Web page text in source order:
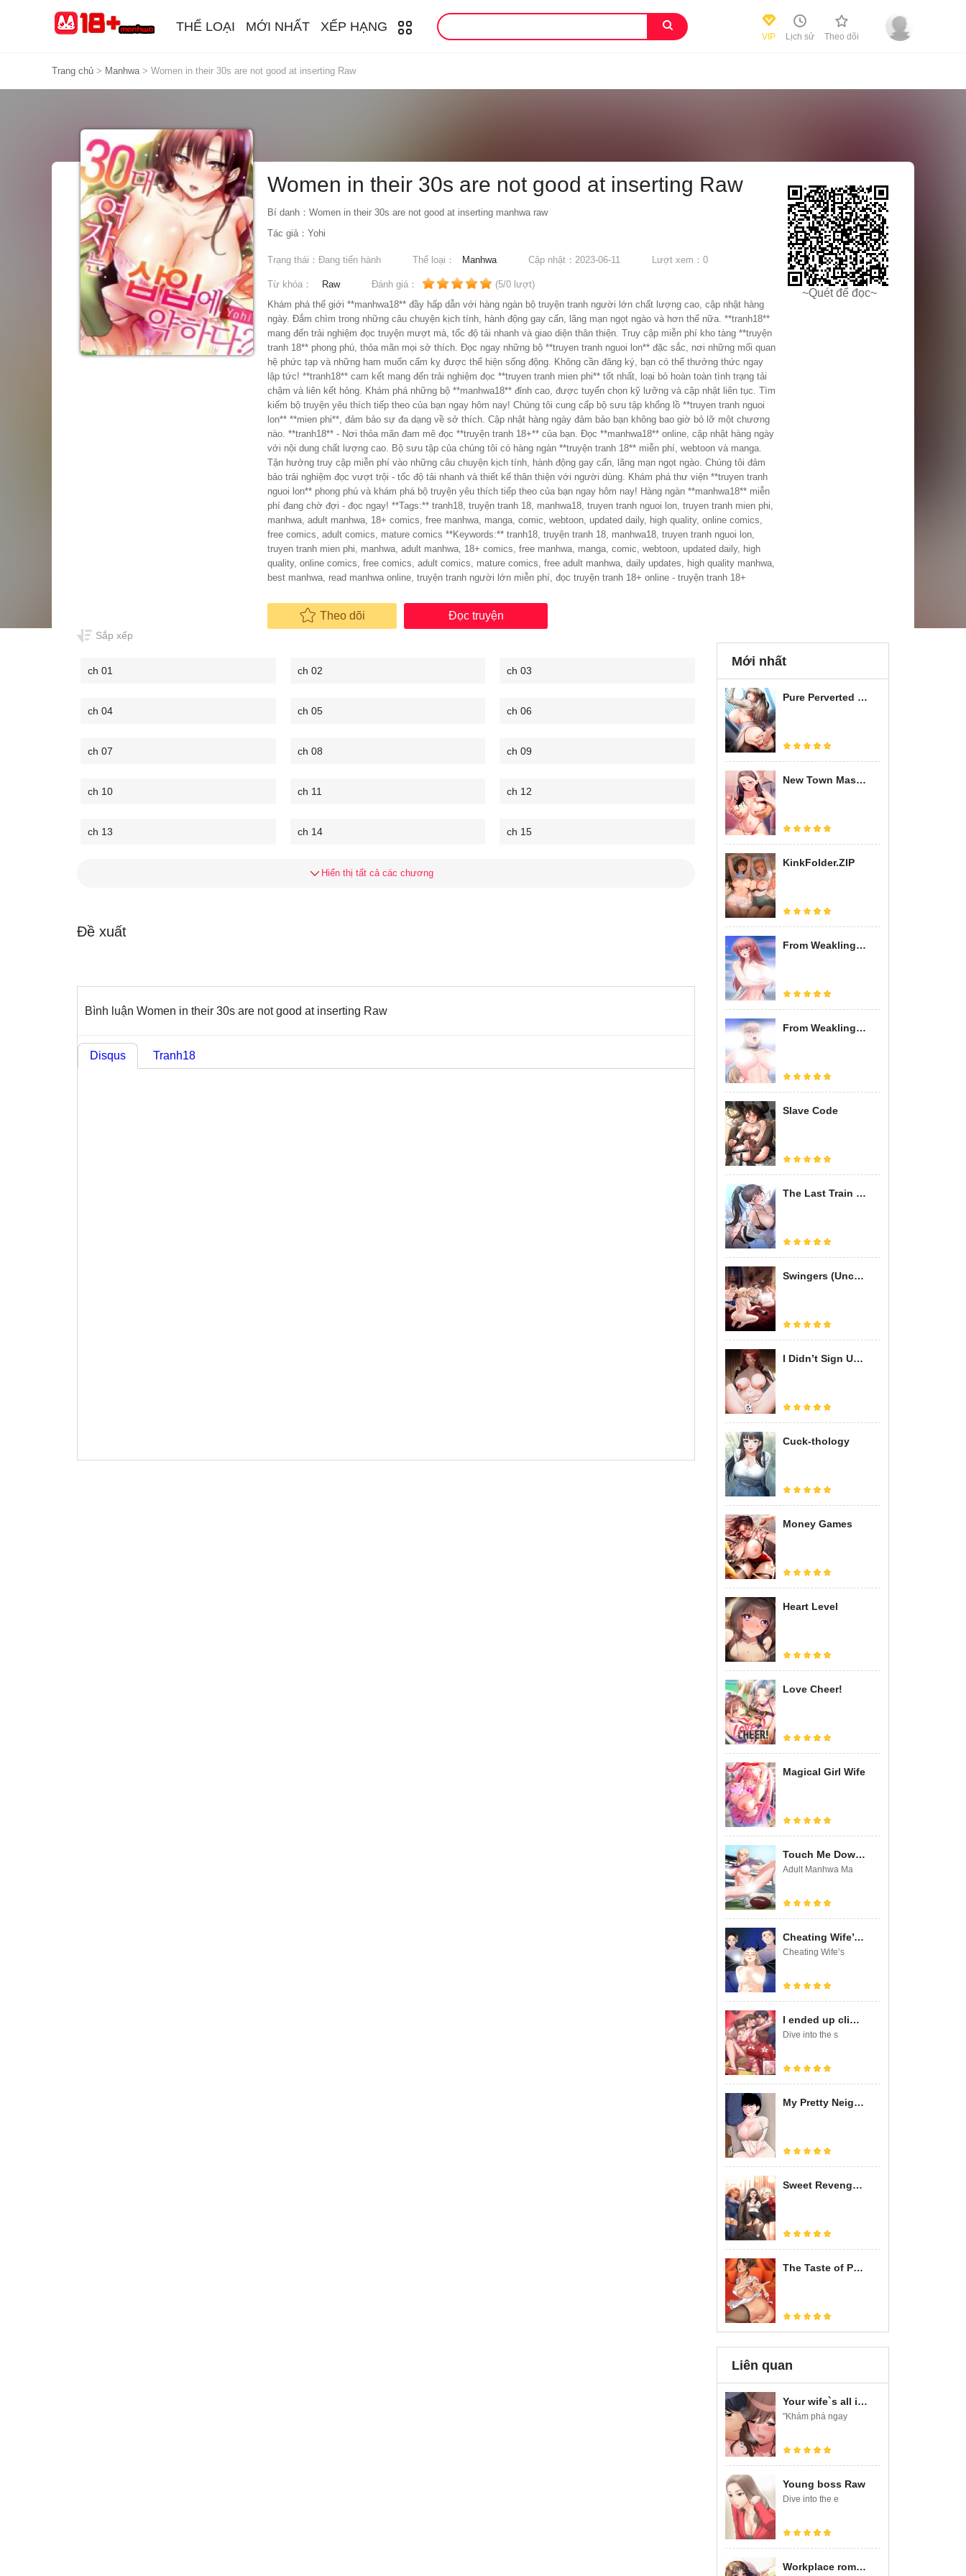
THỂ LOẠI MỚI NHẤT XẾP HẠNG
VIP Lịch sử Theo dõi
Trang chủ > Manhwa> Women in their 30s are not good at inserting Raw
~Quét để đọc~
Women in their 30s are not good at inserting Raw
Bí danh：Women in their 30s are not good at inserting manhwa raw
Tác giả：Yohi
Trạng thái： Đang tiến hành Thể loại： Manhwa Cập nhật：2023-06-11 Lượt xem：0
Từ khóa： Raw Đánh giá：
(5/0 lượt)
Khám phá thế giới **manhwa18** đầy hấp dẫn với hàng ngàn bộ truyện tranh người lớn chất lượng cao, cập nhật hàng
ngày. Đắm chìm trong những câu chuyện kịch tính, hành động gay cấn, lãng mạn ngọt ngào và hơn thế nữa. **tranh18**
mang đến trải nghiệm đọc truyện mượt mà, tốc độ tải nhanh và giao diện thân thiện. Truy cập miễn phí kho tàng **truyện
tranh 18** phong phú, thỏa mãn mọi sở thích. Đọc ngay những bộ **truyen tranh nguoi lon** đặc sắc, nơi những mối quan
hệ phức tạp và những ham muốn cấm kỵ được thể hiện sống động. Không cần đăng ký, bạn có thể thưởng thức ngay
lập tức! **tranh18** cam kết mang đến trải nghiệm đọc **truyen tranh mien phi** tốt nhất, loại bỏ hoàn toàn tình trạng tải
chậm và liên kết hỏng. Khám phá những bộ **manhwa18** đỉnh cao, được tuyển chọn kỹ lưỡng và cập nhật liên tục. Tìm
kiếm bộ truyện yêu thích tiếp theo của bạn ngay hôm nay! Chúng tôi cung cấp bộ sưu tập khổng lồ **truyen tranh nguoi
lon** **mien phi**, đảm bảo sự đa dạng về sở thích. Cập nhật hàng ngày đảm bảo bạn không bao giờ bỏ lỡ một chương
nào. **tranh18** - Nơi thỏa mãn đam mê đọc **truyện tranh 18+** của bạn. Đọc **manhwa18** online, cập nhật hàng ngày
với nội dung chất lượng cao. Bộ sưu tập của chúng tôi có hàng ngàn **truyện tranh 18** miễn phí, webtoon và manga.
Tận hưởng truy cập miễn phí vào những câu chuyện kịch tính, hành động gay cấn, lãng mạn ngọt ngào. Chúng tôi đảm
bảo trải nghiệm đọc vượt trội - tốc độ tải nhanh và thiết kế thân thiện với người dùng. Khám phá thư viện **truyen tranh
nguoi lon** phong phú và khám phá bộ truyện yêu thích tiếp theo của bạn ngay hôm nay! Hàng ngàn **manhwa18** miễn
phí đang chờ đợi - đọc ngay! **Tags:** tranh18, truyện tranh 18, manhwa18, truyen tranh nguoi lon, truyen tranh mien phi,
manhwa, adult manhwa, 18+ comics, free manhwa, manga, comic, webtoon, updated daily, high quality, online comics,
free comics, adult comics, mature comics **Keywords:** tranh18, truyện tranh 18, manhwa18, truyen tranh nguoi lon,
truyen tranh mien phi, manhwa, adult manhwa, 18+ comics, free manhwa, manga, comic, webtoon, updated daily, high
quality, online comics, free comics, adult comics, mature comics, free adult manhwa, daily updates, high quality manhwa,
best manhwa, read manhwa online, truyện tranh người lớn miễn phí, đọc truyện tranh 18+ online - truyện tranh 18+
Theo dõi Đọc truyện
Mới nhất
Pure Perverted Love
New Town Massage
KinkFolder.ZIP
From Weakling to Nemesis Season 2
From Weakling to Nemesis Season 2 (Uncensored)
Slave Code
The Last Train to Hell
Swingers (Uncensored)
I Didn’t Sign Up For This
Cuck-thology
Money Games
Heart Level
Love Cheer!
Magical Girl Wife
Touch Me Down (Uncensored)
Adult Manhwa Ma
Cheating Wife’s Erotic Stories
Cheating Wife’s
I ended up climaxing on a late-night variety show
Dive into the s
My Pretty Neighbor
Sweet Revenge (Uncensored)
The Taste of Passion (Uncensored)
Liên quan
Your wife`s all in Raw
"Khám phá ngay
Young boss Raw
Dive into the e
Workplace romance raw
Sắp xếp
ch 01 ch 02 ch 03
ch 04 ch 05 ch 06
ch 07 ch 08 ch 09
ch 10 ch 11 ch 12
ch 13 ch 14 ch 15
Hiển thị tất cả các chương
Đề xuất
Bình luận Women in their 30s are not good at inserting Raw
Disqus Tranh18